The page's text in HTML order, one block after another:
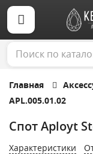
Главная
APL.005.01.02
Спот Aployt
Характеристики